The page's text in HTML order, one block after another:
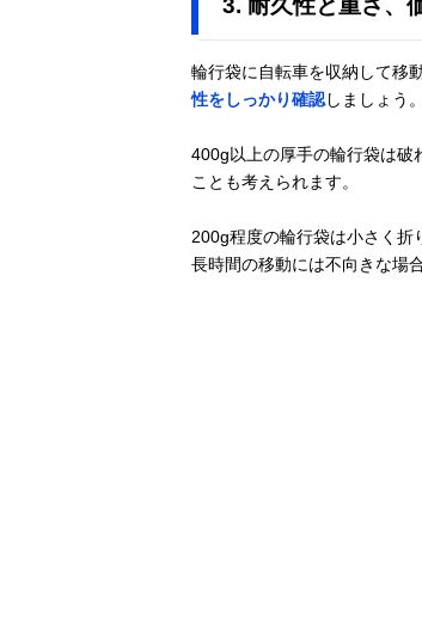
輪行袋に自転車を収納して移
性をしっかり確認しましょう。
400g以上の厚手の輪行袋は破
ことも考えられます。
200g程度の輪行袋は小さく折
長時間の移動には不向きな場